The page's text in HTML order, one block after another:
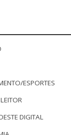
ESPORTES
DIGITAL